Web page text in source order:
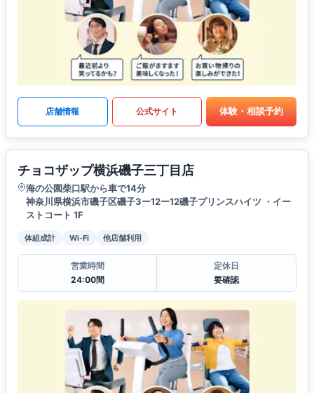
店舗情報 公式サイト 体験・相談予約
チョコザップ横浜磯子三丁目店
海の公園柴口駅から車で14分
神奈川県横浜市磯子区磯子3ー12ー12磯子プリンスハイツ ・イー
ストコート 1F
体組成計 Wi-Fi 他店舗利用
営業時間
24:00間
定休日
要確認